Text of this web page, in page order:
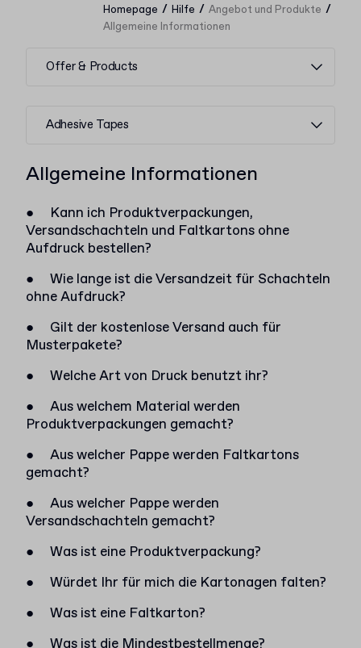
Homepage / Hilfe / Angebot und Produkte /
Allgemeine Informationen
Offer & Products
Adhesive Tapes
Allgemeine Informationen
●
Kann ich Produktverpackungen,
Versandschachteln und Faltkartons ohne
Aufdruck bestellen?
●
Wie lange ist die Versandzeit für Schachteln
ohne Aufdruck?
●
Gilt der kostenlose Versand auch für
Musterpakete?
●
Welche Art von Druck benutzt ihr?
●
Aus welchem Material werden
Produktverpackungen gemacht?
●
Aus welcher Pappe werden Faltkartons
gemacht?
●
Aus welcher Pappe werden
Versandschachteln gemacht?
●
Was ist eine Produktverpackung?
●
Würdet Ihr für mich die Kartonagen falten?
●
Was ist eine Faltkarton?